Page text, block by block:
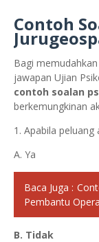
Contoh
Bagi
jawapan Ujian
contoh soalan
berkemungkinan
1. Apabila
A. Ya
Baca Juga :
Pembantu
B. Tidak